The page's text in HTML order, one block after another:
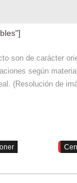
son de carácter
según
(Resolución de